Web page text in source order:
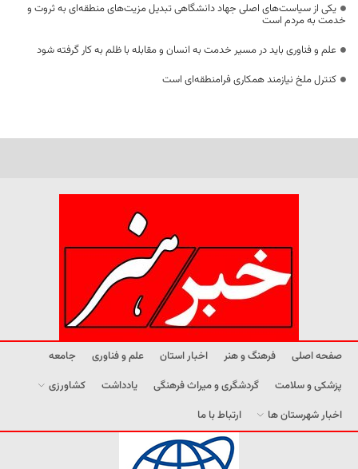
یکی از سیاست‌های اصلی جهاد دانشگاهی تبدیل مزیت‌های منطقه‌ای به ثروت و
خدمت به مردم است
علم و فناوری باید در مسیر خدمت به انسان و مقابله با ظلم به کار گرفته شود
کنترل ملخ نیازمند همکاری فرامنطقه‌ای است
صفحه اصلی فرهنگ و هنر اخبار استان علم و فناوری
جامعه
پزشکی و سلامت
گردشگری و میراث فرهنگی یادداشت
کشاورزی
اخبار شهرستان ها
ارتباط با ما